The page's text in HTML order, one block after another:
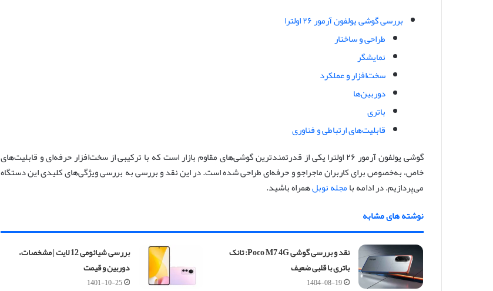
ل
ی
م
ی
ل
بررسی گوشی یولفون آرمور ۲۶ اولترا
طراحی و ساختار
نمایشگر
سخت‌افزار و عملکرد
دوربین‌ها
باتری
قابلیت‌های ارتباطی و فناوری
گوشی یولفون آرمور ۲۶ اولترا یکی از قدرتمندترین گوشی‌های مقاوم بازار است که با ترکیبی از سخت‌افزار حرفه‌ای و قابلیت‌های
خاص، به‌خصوص برای کاربران ماجراجو و حرفه‌ای طراحی شده است. در این نقد و بررسی به بررسی ویژگی‌های کلیدی این دستگاه
می‌پردازیم. در ادامه بامجله نوبلهمراه باشید.
نوشته های مشابه
نقد و بررسی گوشی Poco M7 4G: تانک
باتری با قلبی ضعیف
1404-08-19
بررسی شیائومی 12 لایت | مشخصات،
دوربین و قیمت
1401-10-25